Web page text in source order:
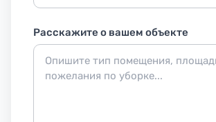
Расскажите о вашем объекте